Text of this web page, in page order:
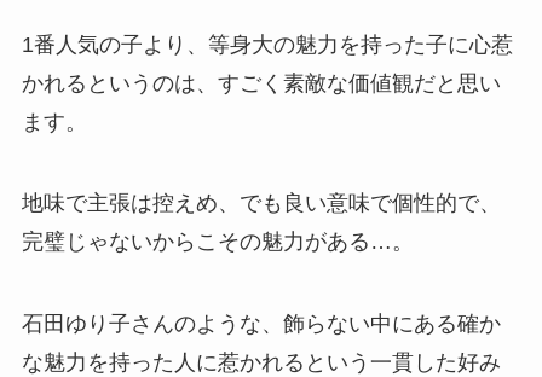
1番人気の子より、等身大の魅力を持った子に心惹
かれるというのは、すごく素敵な価値観だと思い
ます。
地味で主張は控えめ、でも良い意味で個性的で、
完璧じゃないからこその魅力がある…。
石田ゆり子さんのような、飾らない中にある確か
な魅力を持った人に惹かれるという一貫した好み